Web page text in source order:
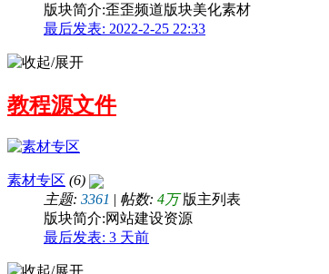
2024原创QQ空间皮肤6.0更新中
版块简介:歪歪频道版块美化素材
最后发表: 2022-2-25 22:33
教程源文件
素材专区 (6)
主题: 3361 | 帖数: 4万 版主列表
版块简介:网站建设资源
最后发表: 3 天前